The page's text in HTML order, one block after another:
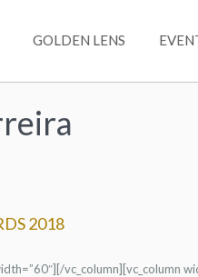
GOLDEN LENS
2018
vc_column][vc_column